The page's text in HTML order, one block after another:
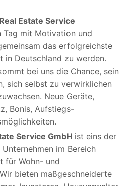
Estate Service
Tag mit Motivation und
das erfolgreichste
in Deutschland zu werden.
bei uns die Chance, sein
sich selbst zu verwirklichen
Neue Geräte,
Bonis, Aufstiegs-
Service GmbH ist eins der
im Bereich
für Wohn- und
bieten maßgeschneiderte